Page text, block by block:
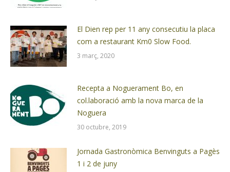
El Dien rep per 11 any consecutiu la placa
com a restaurant Km0 Slow Food.
3 març, 2020
Recepta a Noguerament Bo, en
col.laboració amb la nova marca de la
Noguera
30 octubre, 2019
Jornada Gastronòmica Benvinguts a Pagès
1 i 2 de juny